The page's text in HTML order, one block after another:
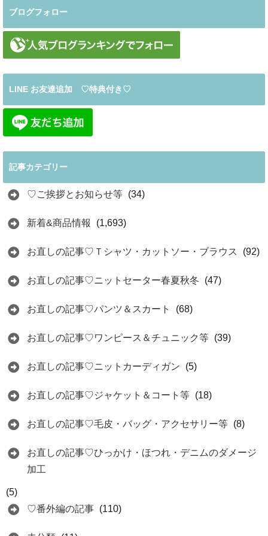
ブログフォロー
LINE お友達追加 ♡特典付き♡
記事カテゴリー
♡ご挨拶とお知らせ等 (34)
新着&商品情報 (1,693)
お直しの記事♡Ｔシャツ・カットソー・ブラウス (92)
お直しの記事♡ニットセーター春夏秋冬 (47)
お直しの記事♡パンツ＆スカート (68)
お直しの記事♡ワンピース＆チュニック等 (39)
お直しの記事♡ニットカーディガン (5)
お直しの記事♡ジャケット＆コート等 (18)
お直しの記事♡毛皮・バッグ・アクセサリー等 (8)
お直しの記事♡ひっかけ・ほつれ・デニムのダメージ
加工
(5)
♡番外編の記事 (110)